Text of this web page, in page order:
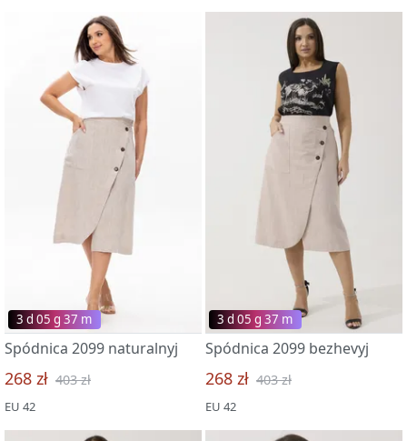
3 d 05 g 37 m
Spódnica 2099 naturalnyj
268 zł 403 zł
EU 42
3 d 05 g 37 m
Spódnica 2099 bezhevyj
268 zł 403 zł
EU 42